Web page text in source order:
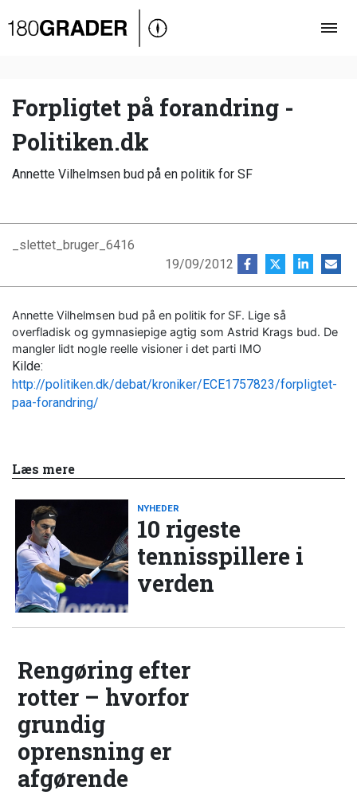
Oversigt
Debat
Video
Podcast
Forpligtet på forandring -
Politiken.dk
Annette Vilhelmsen bud på en politik for SF
_slettet_bruger_6416
19/09/2012
Annette Vilhelmsen bud på en politik for SF. Lige så
overfladisk og gymnasiepige agtig som Astrid Krags bud. De
mangler lidt nogle reelle visioner i det parti IMO
Kilde:
http://politiken.dk/debat/kroniker/ECE1757823/forpligtet-
paa-forandring/
Læs mere
NYHEDER
10 rigeste
tennisspillere i
verden
Rengøring efter
rotter – hvorfor
grundig
oprensning er
afgørende